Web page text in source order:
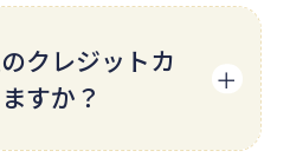
す。
クレジットカ
すか？